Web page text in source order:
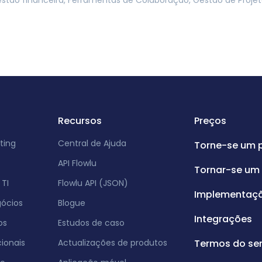
Recursos
Central de Ajuda
API Flowlu
Flowlu API (JSON)
Blogue
Estudos de caso
Actualizações de produtos
Preços
Torne-se um
Tornar-se
Integrações
Termos do